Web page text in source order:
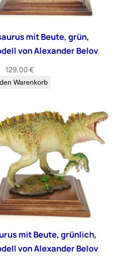
mit Beute, grün,
von Alexander Belov
129,00 €
Warenkorb
mit Beute, grünlich,
von Alexander Belov